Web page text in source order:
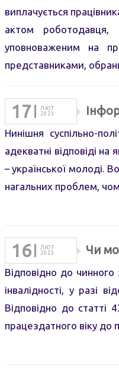
виплачується
актом роботодавця,
уповноваженим нa
представниками,
17
ЛЮТ.
2023
Нинішня суспільно-
адекватні відповіді на
– української молоді.
нагальних проблем,
16
ЛЮТ.
2023
Чи
Відповідно до чинного
інвалідності, у разі
Відповідно до статті
працездатного віку до